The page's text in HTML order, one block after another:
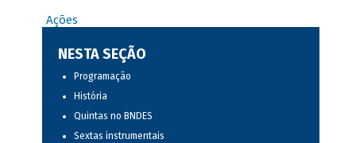
Ações
NESTA SEÇÃO
Programação
História
Quintas no BNDES
Sextas instrumentais